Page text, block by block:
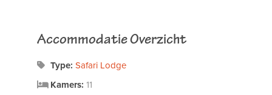
Accommodatie Overzicht
Type: Safari Lodge
Kamers: 11